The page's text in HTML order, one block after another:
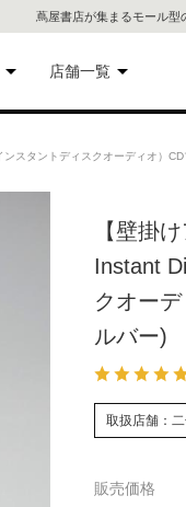
蔦屋書店が集まるモール型
すめ
店舗一覧
代官
屋書
銀座
書店
六本
タントディスクオーディオ）CD
【壁掛
Instant
クオー
ルバー)
取扱店舗：
販売価格